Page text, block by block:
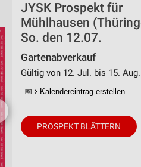
JYSK Prospekt für
Mühlhausen
So. den 12.07.
Gartenabverkauf
Gültig von 12. Jul. bis 15. Aug.
📅 Kalendereintrag erstellen
PROSPEKT BLÄTTERN